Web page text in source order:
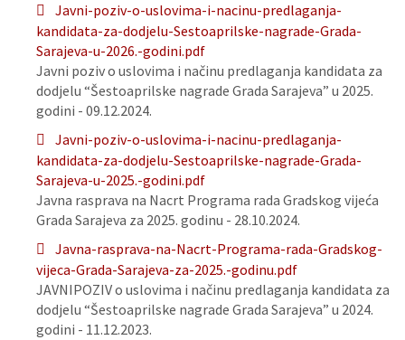
Javni-poziv-o-uslovima-i-nacinu-predlaganja-
kandidata-za-dodjelu-Sestoaprilske-nagrade-Grada-
Sarajeva-u-2026.-godini.pdf
Javni poziv o uslovima i načinu predlaganja kandidata za
dodjelu “Šestoaprilske nagrade Grada Sarajeva” u 2025.
godini - 09.12.2024.
Javni-poziv-o-uslovima-i-nacinu-predlaganja-
kandidata-za-dodjelu-Sestoaprilske-nagrade-Grada-
Sarajeva-u-2025.-godini.pdf
Javna rasprava na Nacrt Programa rada Gradskog vijeća
Grada Sarajeva za 2025. godinu - 28.10.2024.
Javna-rasprava-na-Nacrt-Programa-rada-Gradskog-
vijeca-Grada-Sarajeva-za-2025.-godinu.pdf
JAVNIPOZIV o uslovima i načinu predlaganja kandidata za
dodjelu “Šestoaprilske nagrade Grada Sarajeva” u 2024.
godini - 11.12.2023.